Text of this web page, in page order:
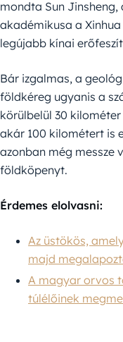
mondta Sun
akadémikusa a
legújabb kínai
Bár izgalmas, a
földkéreg ugyanis a
körülbelül 30
akár 100 kilométert is
azonban még messze
földköpenyt.
Érdemes elolvasni:
Az üstökös,
majd
A magyar orvos
túlélőinek